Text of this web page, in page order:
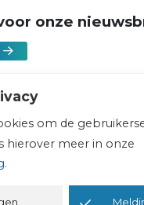
onze
Valente | © 2026 |
om de
hierover meer in onze